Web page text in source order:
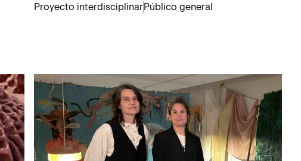
Proyecto interdisciplinarPúblico general